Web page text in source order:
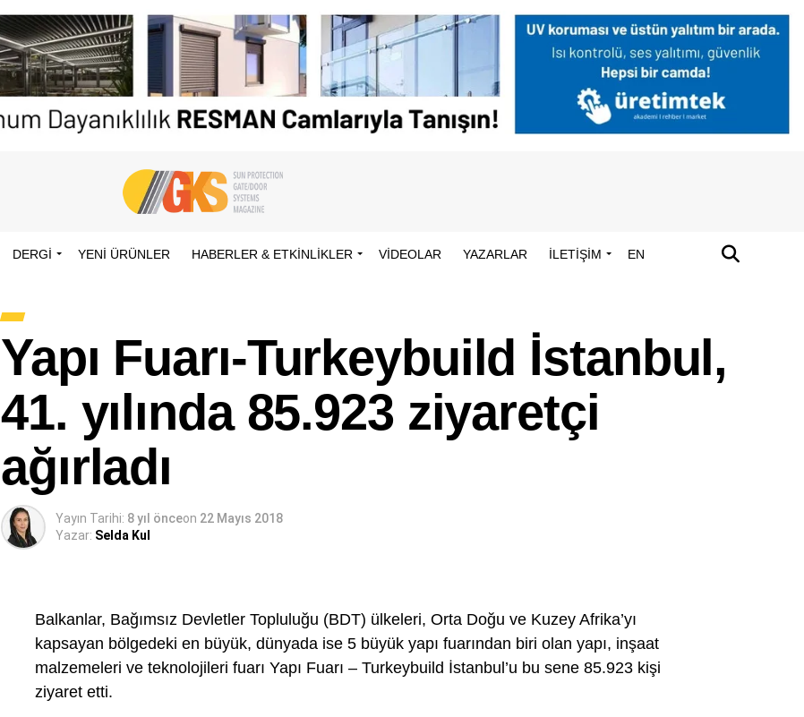
DERGİ YENI ÜRÜNLER HABERLER & ETKINLIKLER VIDEOLAR YAZARLAR İLETİŞİM EN
Yapı Fuarı-Turkeybuild İstanbul,
41. yılında 85.923 ziyaretçi
ağırladı
Yayın Tarihi: 8 yıl önceon 22 Mayıs 2018
Yazar: Selda Kul
Balkanlar, Bağımsız Devletler Topluluğu (BDT) ülkeleri, Orta Doğu ve Kuzey Afrika’yı
kapsayan bölgedeki en büyük, dünyada ise 5 büyük yapı fuarından biri olan yapı, inşaat
malzemeleri ve teknolojileri fuarı Yapı Fuarı – Turkeybuild İstanbul’u bu sene 85.923 kişi
ziyaret etti.